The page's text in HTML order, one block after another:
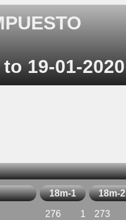
19-01-2020
18m-1 18m-2
276 1 273